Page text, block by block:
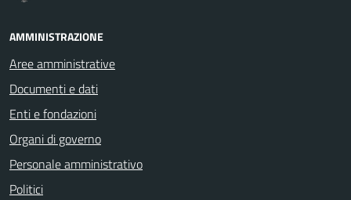
AMMINISTRAZIONE
Aree amministrative
Documenti e dati
Enti e fondazioni
Organi di governo
Personale amministrativo
Politici